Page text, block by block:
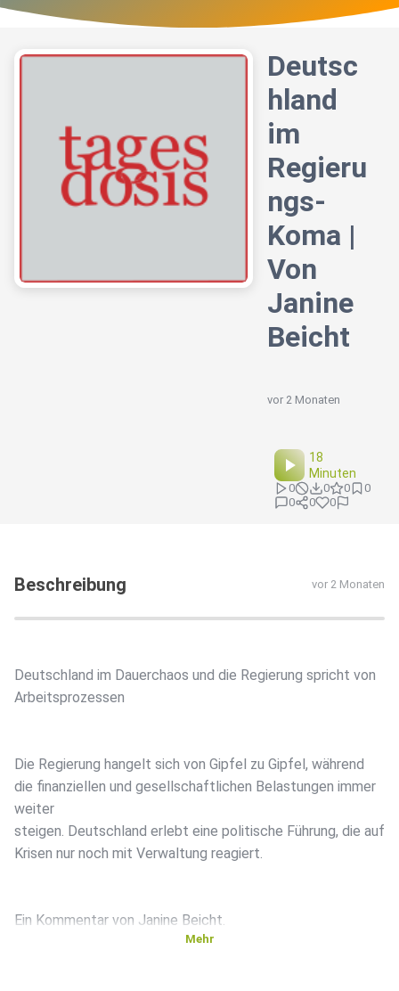
Deutsc
hland
im
Regieru
ngs-
Koma |
Von
Janine
Beicht
vor 2 Monaten
18
Minuten
0 0 0
0
0
0 0
Beschreibung vor 2 Monaten
Deutschland im Dauerchaos und die Regierung spricht von
Arbeitsprozessen
Die Regierung hangelt sich von Gipfel zu Gipfel, während
die finanziellen und gesellschaftlichen Belastungen immer
weiter
steigen. Deutschland erlebt eine politische Führung, die auf
Krisen nur noch mit Verwaltung reagiert.
Ein Kommentar von Janine Beicht.
Mehr